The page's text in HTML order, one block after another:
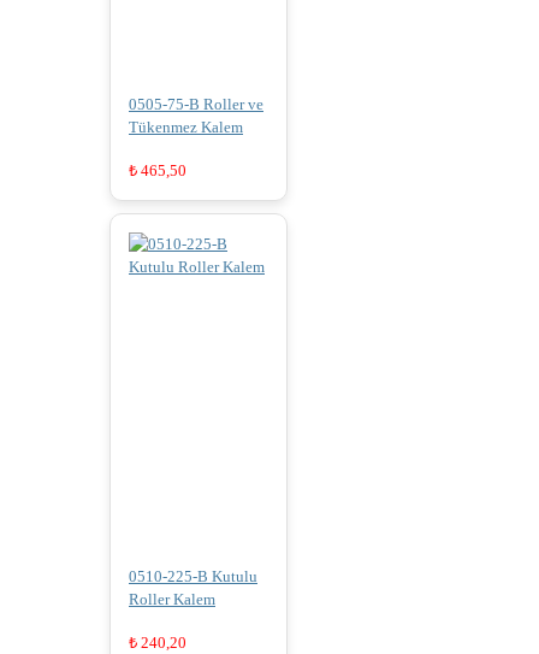
0505-75-B Roller ve
Tükenmez Kalem
₺ 465,50
0510-225-B Kutulu
Roller Kalem
₺ 240,20